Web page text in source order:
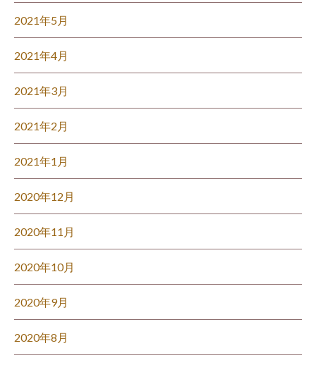
2021年5月
2021年4月
2021年3月
2021年2月
2021年1月
2020年12月
2020年11月
2020年10月
2020年9月
2020年8月